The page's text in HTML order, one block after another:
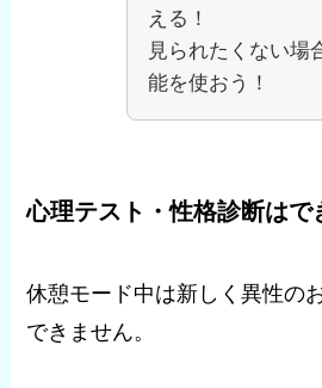
える！
見られたくない場
能を使おう！
心理テスト・性格診断はで
休憩モード中は新しく異性の
できません。